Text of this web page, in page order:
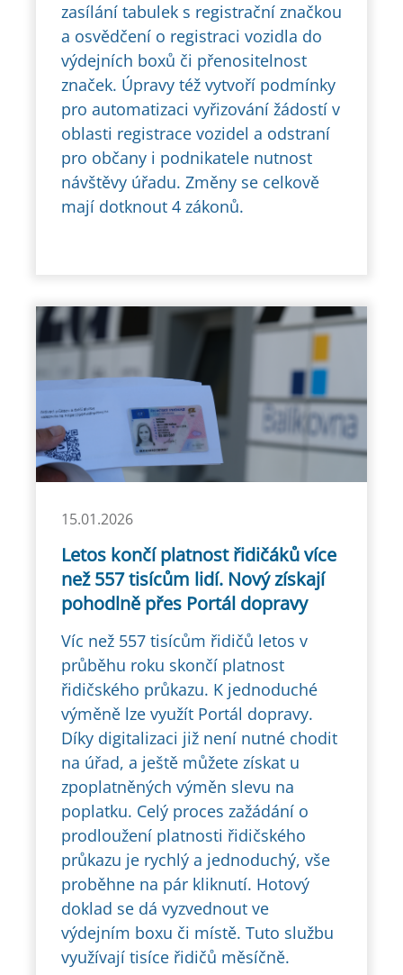
zasílání tabulek s registrační značkou
a osvědčení o registraci vozidla do
výdejních boxů či přenositelnost
značek. Úpravy též vytvoří podmínky
pro automatizaci vyřizování žádostí v
oblasti registrace vozidel a odstraní
pro občany i podnikatele nutnost
návštěvy úřadu. Změny se celkově
mají dotknout 4 zákonů.
15.01.2026
Letos končí platnost řidičáků více
než 557 tisícům lidí. Nový získají
pohodlně přes Portál dopravy
Víc než 557 tisícům řidičů letos v
průběhu roku skončí platnost
řidičského průkazu. K jednoduché
výměně lze využít Portál dopravy.
Díky digitalizaci již není nutné chodit
na úřad, a ještě můžete získat u
zpoplatněných výměn slevu na
poplatku. Celý proces zažádání o
prodloužení platnosti řidičského
průkazu je rychlý a jednoduchý, vše
proběhne na pár kliknutí. Hotový
doklad se dá vyzvednout ve
výdejním boxu či místě. Tuto službu
využívají tisíce řidičů měsíčně.